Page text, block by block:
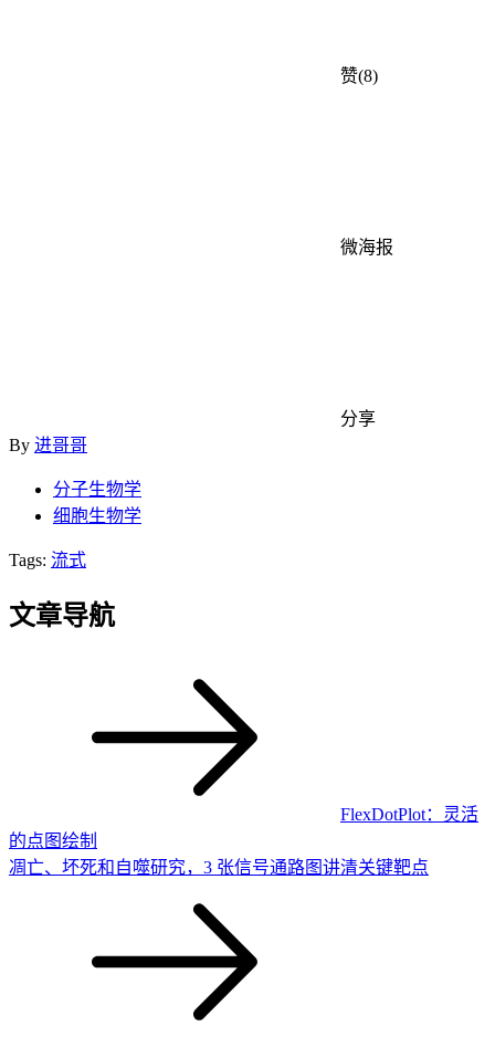
赞(8)
微海报
分享
By 进哥哥
分子生物学
细胞生物学
Tags: 流式
文章导航
FlexDotPlot：灵活
的点图绘制
凋亡、坏死和自噬研究，3 张信号通路图讲清关键靶点